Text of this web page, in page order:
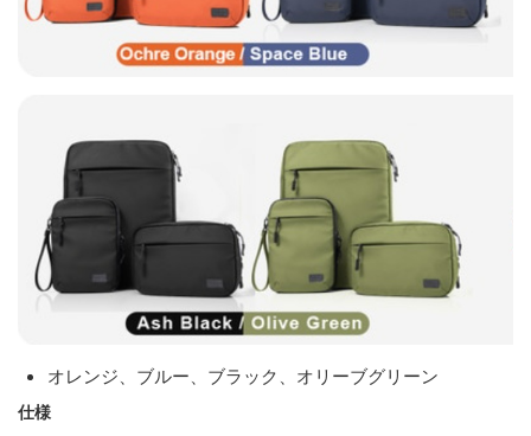
オレンジ、ブルー、ブラック、オリーブグリーン
仕様